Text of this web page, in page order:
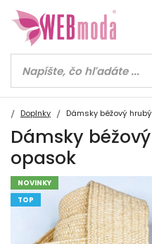
Doplnky Dámsky béžový
Dámsky
opasok
NOVINKY
TOP